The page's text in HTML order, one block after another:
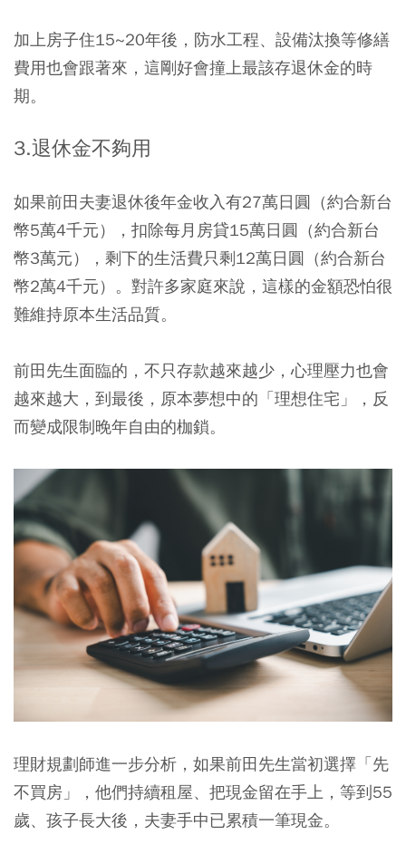
加上房子住15~20年後，防水工程、設備汰換等修繕
費用也會跟著來，這剛好會撞上最該存退休金的時
期。​
3.退休金不夠用
如果前田夫妻退休後年金收入有27萬日圓（約合新台
幣5萬4千元），扣除每月房貸15萬日圓（約合新台
幣3萬元），剩下的生活費只剩12萬日圓（約合新台
幣2萬4千元）。對許多家庭來說，這樣的金額恐怕很
難維持原本生活品質。
前田先生面臨的，不只存款越來越少，心理壓力也會
越來越大，到最後，原本夢想中的「理想住宅」，反
而變成限制晚年自由的枷鎖。
理財規劃師進一步分析，如果前田先生當初選擇「先
不買房」，他們持續租屋、把現金留在手上，等到55
歲、孩子長大後，夫妻手中已累積一筆現金。